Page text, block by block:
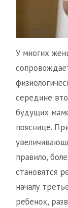
У многих
середине
будущих
пояснице.
правило,
становятся
началу
ребенок,